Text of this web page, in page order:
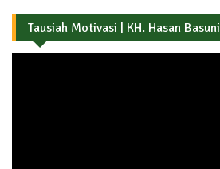
Tausiah Motivasi | KH. Hasan Basuni